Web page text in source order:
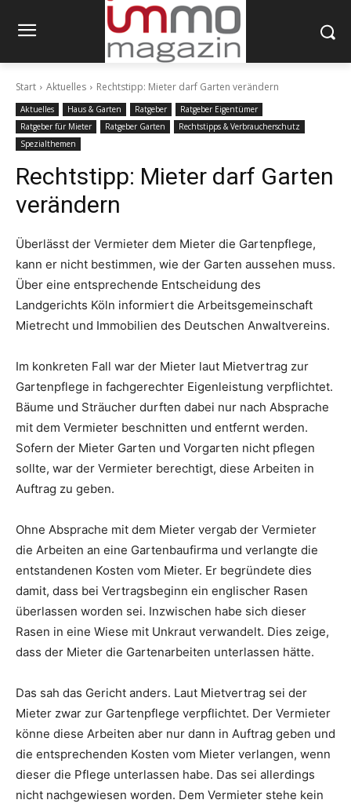
Start Aktuelles Rechtstipp: Mieter darf Garten verändern
Aktuelles Haus & Garten Ratgeber
Ratgeber Eigentümer
Ratgeber für Mieter
Ratgeber Garten
Rechtstipps & Verbraucherschutz
Spezialthemen
Rechtstipp: Mieter darf Garten
verändern
Überlässt der Vermieter dem Mieter die Gartenpflege,
kann er nicht bestimmen, wie der Garten aussehen muss.
Über eine entsprechende Entscheidung des
Landgerichts Köln informiert die Arbeitsgemeinschaft
Mietrecht und Immobilien des Deutschen Anwaltvereins.
Im konkreten Fall war der Mieter laut Mietvertrag zur
Gartenpflege in fachgerechter Eigenleistung verpflichtet.
Bäume und Sträucher durften dabei nur nach Absprache
mit dem Vermieter beschnitten und entfernt werden.
Sofern der Mieter Garten und Vorgarten nicht pflegen
sollte, war der Vermieter berechtigt, diese Arbeiten in
Auftrag zu geben.
Ohne Absprache mit dem Mieter vergab der Vermieter
die Arbeiten an eine Gartenbaufirma und verlangte die
entstandenen Kosten vom Mieter. Er begründete dies
damit, dass bei Vertragsbeginn ein englischer Rasen
überlassen worden sei. Inzwischen habe sich dieser
Rasen in eine Wiese mit Unkraut verwandelt. Dies zeige,
dass der Mieter die Gartenarbeiten unterlassen hätte.
Das sah das Gericht anders. Laut Mietvertrag sei der
Mieter zwar zur Gartenpflege verpflichtet. Der Vermieter
könne diese Arbeiten aber nur dann in Auftrag geben und
die entsprechenden Kosten vom Mieter verlangen, wenn
dieser die Pflege unterlassen habe. Das sei allerdings
nicht nachgewiesen worden. Dem Vermieter stehe kein